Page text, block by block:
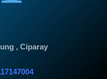
, Ciparay